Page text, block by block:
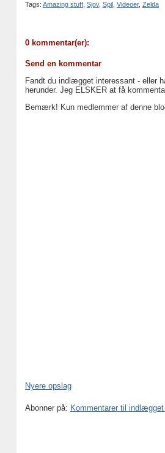
Tags: Amazing stuff, Sjov, Spil , Videoer, Zelda
0 kommentar(er):
Send en kommentar
Fandt du indlægget interessant - eller
herunder. Jeg ELSKER at få
Bemærk! Kun medlemmer af denne
Nyere opslag
Abonner på: Kommentarer til